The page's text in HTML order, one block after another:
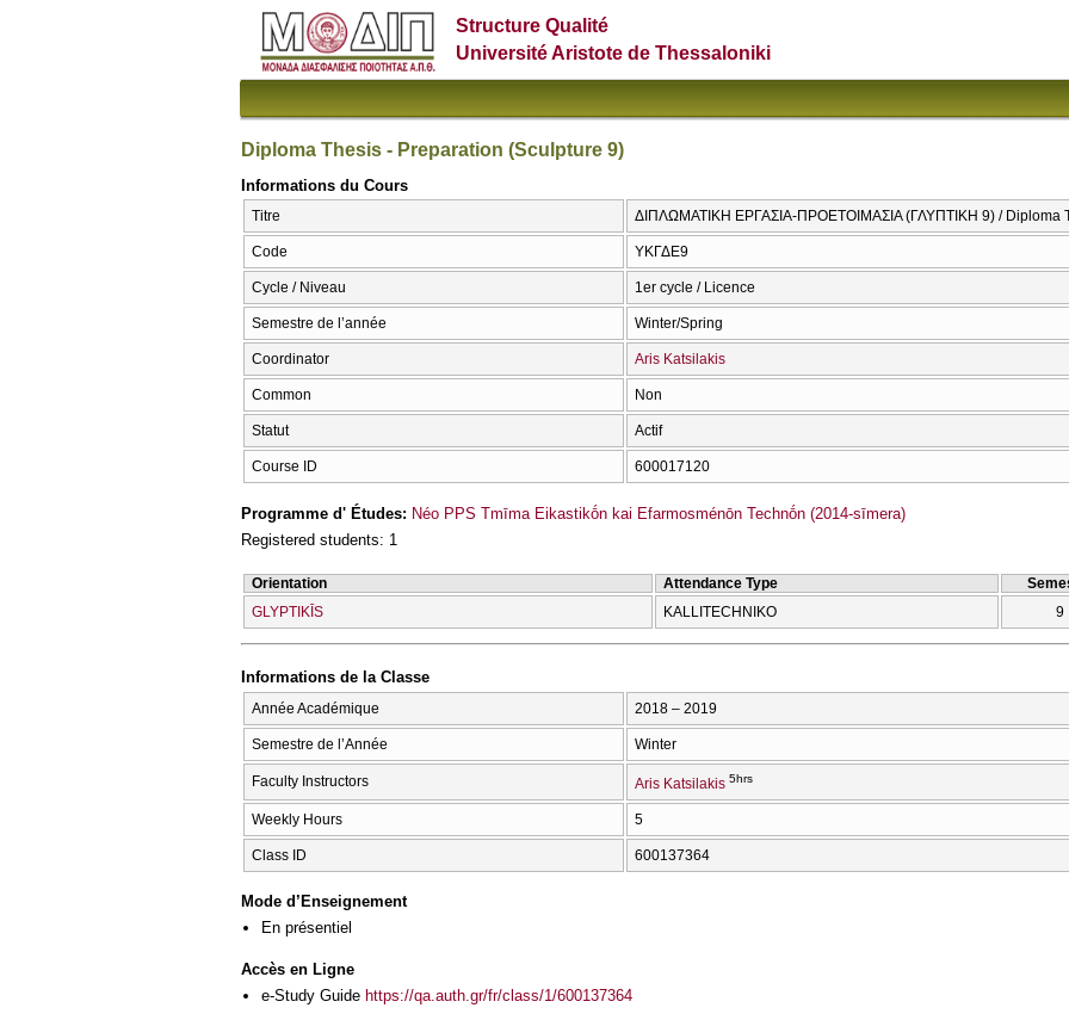
Structure Qualité
Université Aristote de Thessaloniki
Diploma Thesis - Preparation (Sculpture 9)
Informations du Cours
Titre ΔΙΠΛΩΜΑΤΙΚΗ ΕΡΓΑΣΙΑ-ΠΡΟΕΤΟΙΜΑΣΙΑ (ΓΛΥΠΤΙΚΗ 9) / Diploma
Code ΥΚΓΔΕ9
Cycle / Niveau 1er cycle / Licence
Semestre de l’année Winter/Spring
Coordinator Aris Katsilakis
Common Non
Statut Actif
Course ID 600017120
Programme d' Études: Néo PPS Tmīma Eikastikṓn kai Efarmosménōn Technṓn (2014-sīmera)
Registered students: 1
Orientation Attendance Type
GLYPTIKĪS
KALLITECΗNIKO 9
Informations de la Classe
Année Académique 2018 – 2019
Semestre de l’Année Winter
Faculty Instructors Aris Katsilakis 5hrs
Weekly Hours 5
Class ID 600137364
Mode d’Enseignement
En présentiel
Accès en Ligne
e-Study Guide https://qa.auth.gr/fr/class/1/600137364